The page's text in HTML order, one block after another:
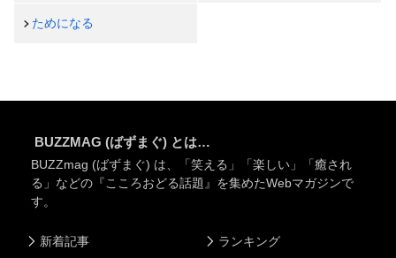
ためになる
BUZZMAG (ばずまぐ) とは…
BUZZmag (ばずまぐ) は、「笑える」「楽しい」「癒され
る」などの『こころおどる話題』を集めたWebマガジンで
す。
新着記事
ランキング